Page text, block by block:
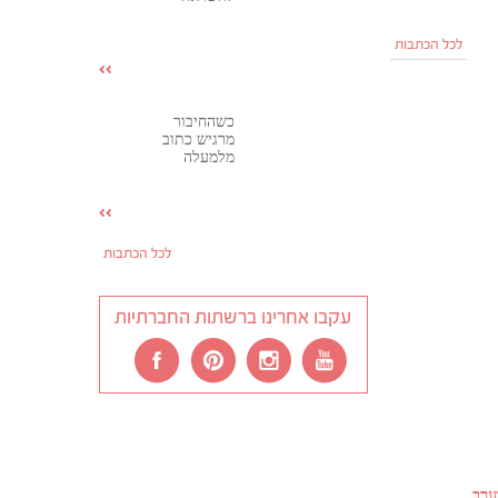
לכל הכתבות
כשהחיבור
מרגיש כתוב
מלמעלה
לכל הכתבות
עקבו אחרינו ברשתות החברתיות